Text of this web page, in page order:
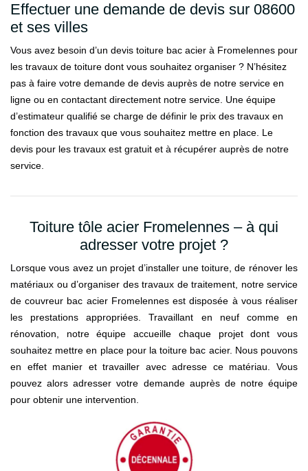
Effectuer une demande de devis sur 08600
et ses villes
Vous avez besoin d’un devis toiture bac acier à Fromelennes pour
les travaux de toiture dont vous souhaitez organiser ? N’hésitez
pas à faire votre demande de devis auprès de notre service en
ligne ou en contactant directement notre service. Une équipe
d’estimateur qualifié se charge de définir le prix des travaux en
fonction des travaux que vous souhaitez mettre en place. Le
devis pour les travaux est gratuit et à récupérer auprès de notre
service.
Toiture tôle acier Fromelennes – à qui
adresser votre projet ?
Lorsque vous avez un projet d’installer une toiture, de rénover les
matériaux ou d’organiser des travaux de traitement, notre service
de couvreur bac acier Fromelennes est disposée à vous réaliser
les prestations appropriées. Travaillant en neuf comme en
rénovation, notre équipe accueille chaque projet dont vous
souhaitez mettre en place pour la toiture bac acier. Nous pouvons
en effet manier et travailler avec adresse ce matériau. Vous
pouvez alors adresser votre demande auprès de notre équipe
pour obtenir une intervention.